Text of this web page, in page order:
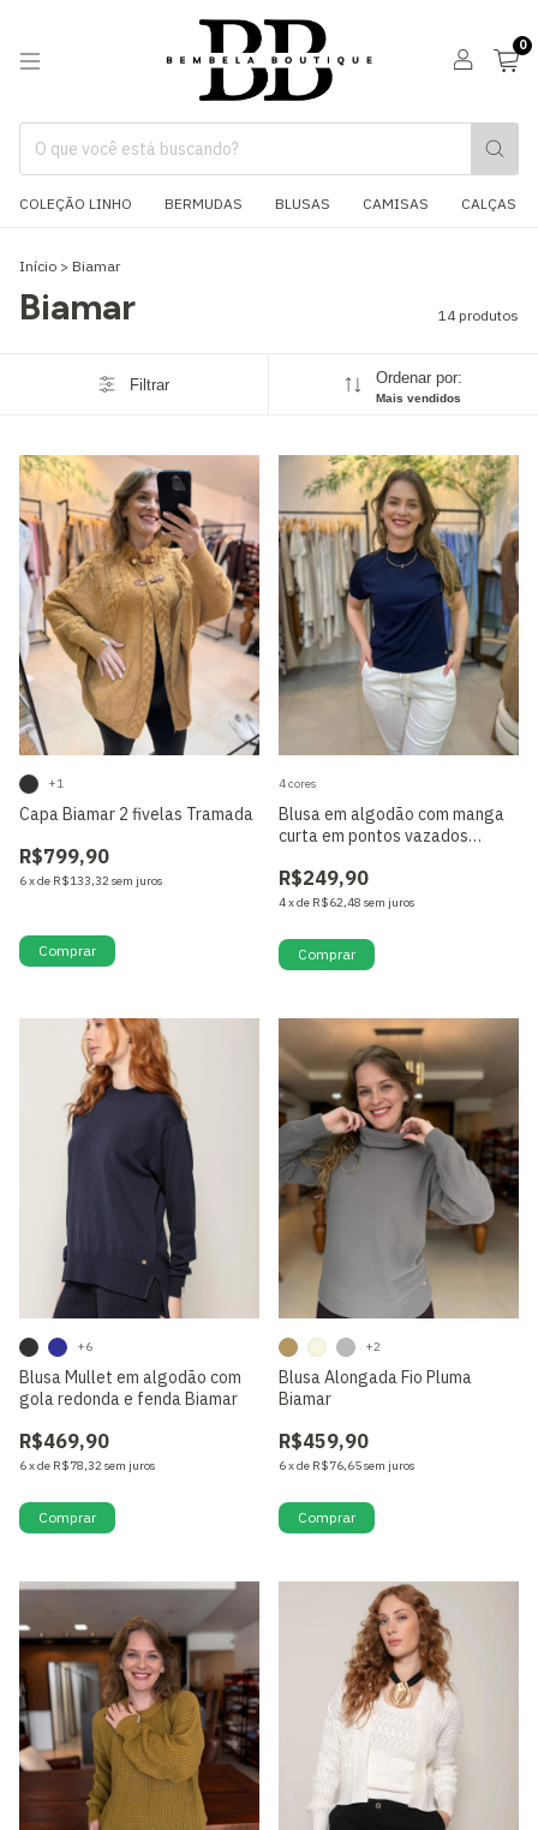
0
COLEÇÃO LINHO BERMUDAS BLUSAS CAMISAS CALÇAS
Início > Biamar
Biamar 14 produtos
Filtrar Ordenar por:
Mais vendidos
Capa Biamar 2 fivelas Tramada
R$799,90
6xde R$133,32sem juros
+1
Comprar
Blusa em algodão com manga
curta em pontos vazados
R$249,90
4xde R$62,48 sem juros
4 cores
Comprar
Blusa Mullet em algodão com
gola redonda e fenda Biamar
R$469,90
6xde R$78,32sem juros
+6
Comprar
Blusa Alongada Fio Pluma
Biamar
R$459,90
6xde R$76,65sem juros
+2
Comprar